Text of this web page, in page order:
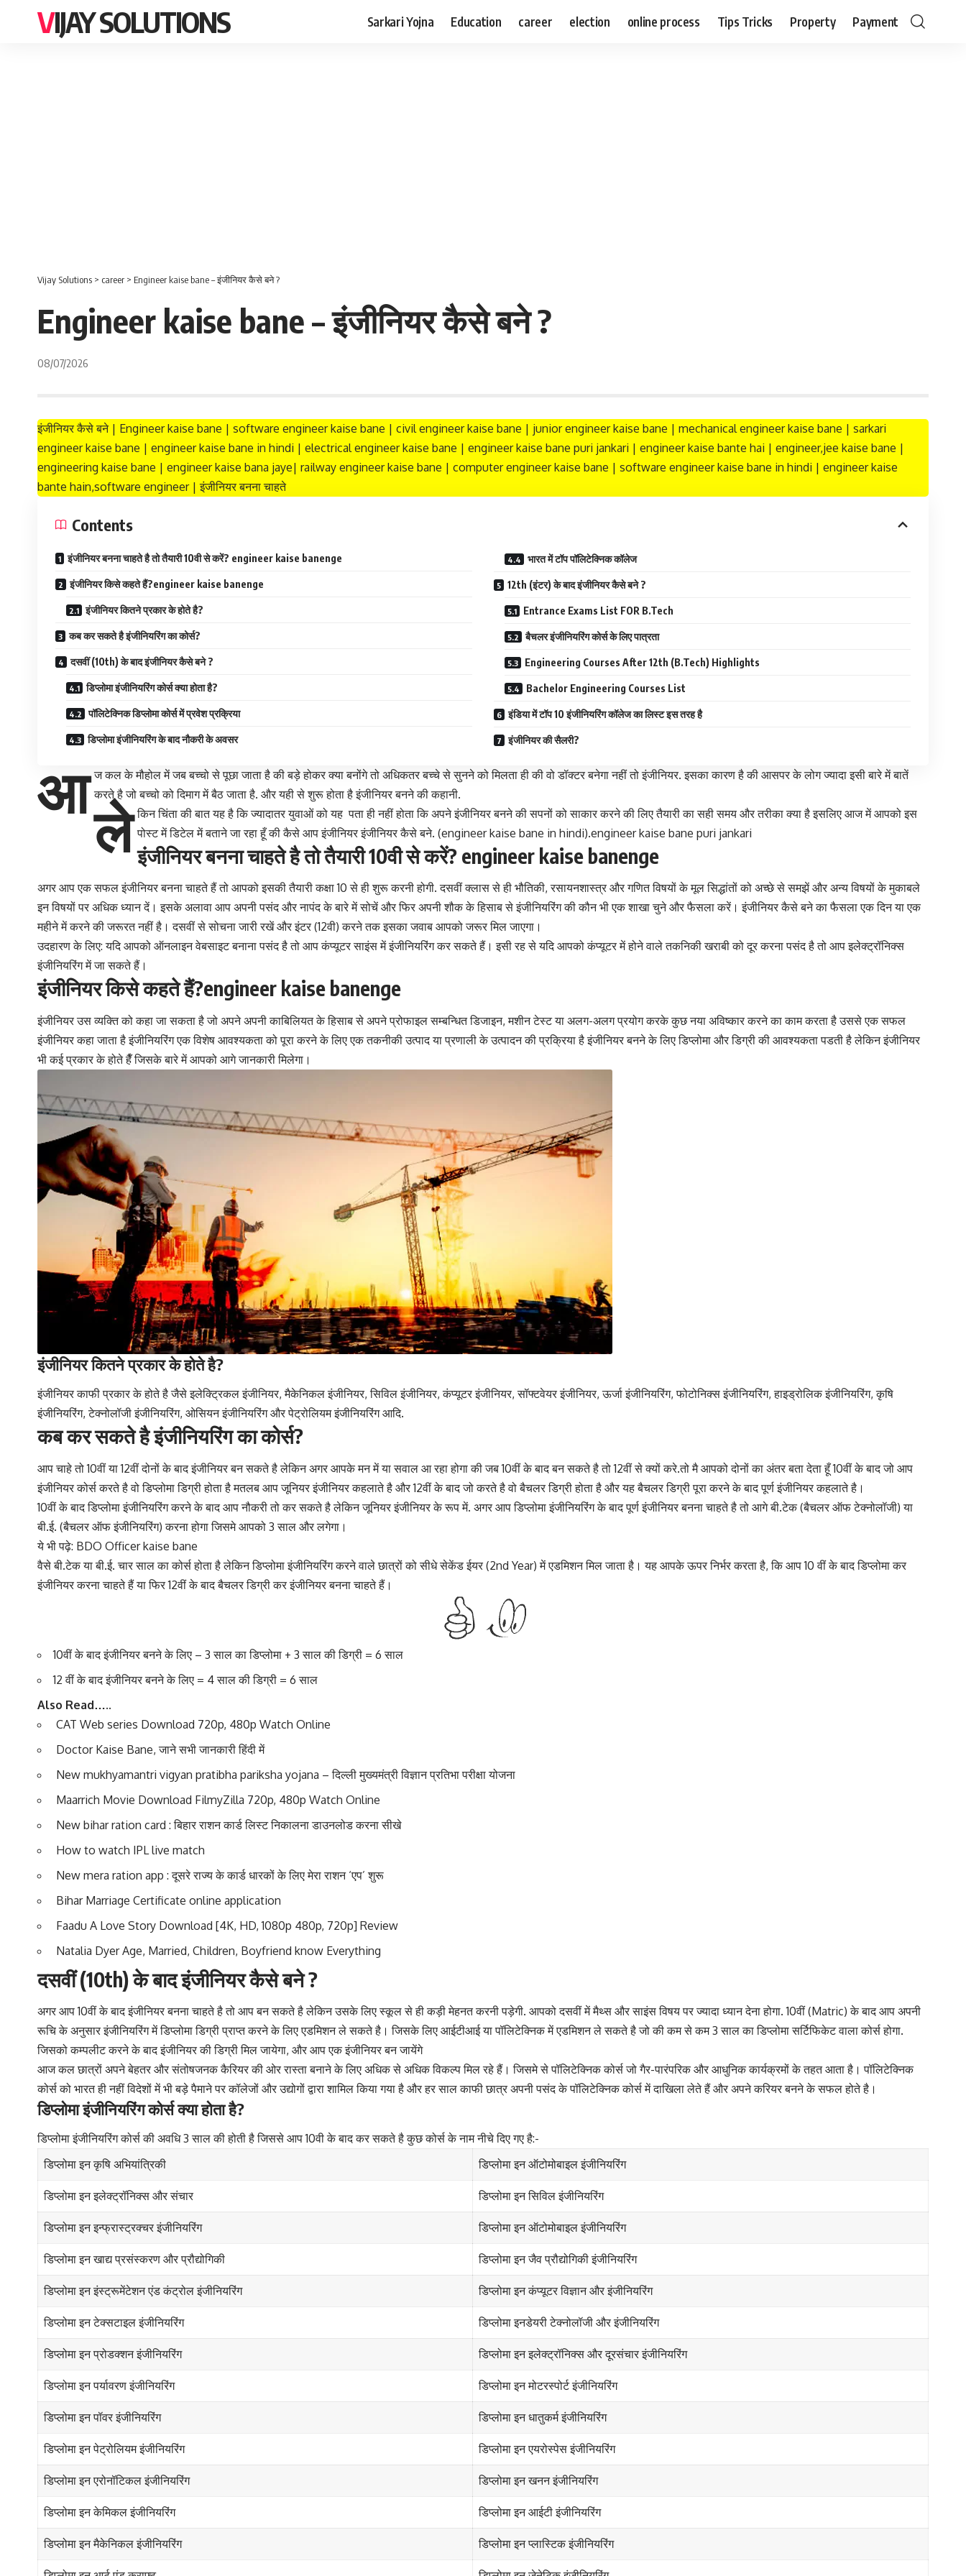
VIJAY SOLUTIONS Sarkari Yojna Education career election online process Tips Tricks Property Payment
Vijay Solutions > career > Engineer kaise bane – इंजीनियर कैसे बने ?
Engineer kaise bane – इंजीनियर कैसे बने ?
08/07/2026
इंजीनियर कैसे बने | Engineer kaise bane | software engineer kaise bane | civil engineer kaise bane | junior engineer kaise bane | mechanical engineer kaise bane | sarkari
engineer kaise bane | engineer kaise bane in hindi | electrical engineer kaise bane | engineer kaise bane puri jankari | engineer kaise bante hai | engineer,jee kaise bane |
engineering kaise bane | engineer kaise bana jaye| railway engineer kaise bane | computer engineer kaise bane | software engineer kaise bane in hindi | engineer kaise
bante hain,software engineer | इंजीनियर बनना चाहते
Contents
इंजीनियर बनना चाहते है तो तैयारी 10वी से करें? engineer kaise banenge
इंजीनियर किसे कहते हैं?engineer kaise banenge
इंजीनियर कितने प्रकार के होते है?
कब कर सकते है इंजीनियरिंग का कोर्स?
दसवीं (10th) के बाद इंजीनियर कैसे बने ?
डिप्लोमा इंजीनियरिंग कोर्स क्या होता है?
पॉलिटेक्निक डिप्लोमा कोर्स में प्रवेश प्रक्रिया
डिप्लोमा इंजीनियरिंग के बाद नौकरी के अवसर
भारत में टॉप पॉलिटेक्निक कॉलेज
12th (इंटर) के बाद इंजीनियर कैसे बने ?
Entrance Exams List FOR B.Tech
बैचलर इंजीनियरिंग कोर्स के लिए पात्रता
Engineering Courses After 12th (B.Tech) Highlights
Bachelor Engineering Courses List
इंडिया में टॉप 10 इंजीनियरिंग कॉलेज का लिस्ट इस तरह है
इंजीनियर की सैलरी?
आ ज कल के मौहोल में जब बच्चो से पूछा जाता है की बड़े होकर क्या बनोंगे तो अधिकतर बच्चे से सुनने को मिलता ही की वो डॉक्टर बनेगा नहीं तो इंजीनियर. इसका कारण है की आसपर के लोग ज्यादा इसी बारे में बातें
करते है जो बच्चो को दिमाग में बैठ जाता है. और यही से शुरू होता है इंजीनियर बनने की कहानी.
ले किन चिंता की बात यह है कि ज्यादातर युवाओं को यह पता ही नहीं होता कि अपने इंजीनियर बनने की सपनों को साकार करने की लिए तैयारी का सही समय और तरीका क्या है इसलिए आज में आपको इस
पोस्ट में डिटेल में बताने जा रहा हूँ की कैसे आप इंजीनियर इंजीनियर कैसे बने. (engineer kaise bane in hindi).engineer kaise bane puri jankari
इंजीनियर बनना चाहते है तो तैयारी 10वी से करें? engineer kaise banenge
अगर आप एक सफल इंजीनियर बनना चाहते हैं तो आपको इसकी तैयारी कक्षा 10 से ही शुरू करनी होगी. दसवीं क्लास से ही भौतिकी, रसायनशास्त्र औरगणितविषयों के मूल सिद्धांतों को अच्छे से समझें और अन्य विषयों के मुकाबले
इन विषयों पर अधिक ध्यान दें। इसके अलावा आप अपनी पसंद और नापंद के बारे में सोचें और फिर अपनी शौक के हिसाब से इंजीनियरिंग की कौन भी एक शाखा चुने और फैसला करें। इंजीनियर कैसे बने का फैसला एक दिन या एक
महीने में करने की जरूरत नहीं है। दसवीं से सोचना जारी रखें और इंटर (12वी) करने तक इसका जवाब आपको जरूर मिल जाएगा।
उदहारण के लिए: यदि आपको ऑनलाइन वेबसाइट बनाना पसंद है तो आप कंप्यूटर साइंस में इंजीनियरिंग कर सकते हैं। इसी रह से यदि आपको कंप्यूटर में होने वाले तकनिकी खराबी को दूर करना पसंद है तो आप इलेक्ट्रॉनिक्स
इंजीनियरिंग में जा सकते हैं।
इंजीनियर किसे कहते हैं?engineer kaise banenge
इंजीनियर उस व्यक्ति को कहा जा सकता है जो अपने अपनी काबिलियत के हिसाब से अपने प्रोफाइल सम्बन्धित डिजाइन, मशीन टेस्ट या अलग-अलग प्रयोग करके कुछ नया अविष्कार करने का काम करता है उससे एक सफल
इंजीनियर कहा जाता है इंजीनियरिंग एक विशेष आवश्यकता को पूरा करने के लिए एक तकनीकी उत्पाद या प्रणाली के उत्पादन की प्रक्रिया है इंजीनियर बनने के लिए डिप्लोमा और डिग्री की आवश्यकता पडती है लेकिन इंजीनियर
भी कई प्रकार के होते हैँ जिसके बारे में आपको आगे जानकारी मिलेगा।
इंजीनियरकितनेप्रकारकेहोतेहै?
इंजीनियर काफी प्रकार के होते है जैसे इलेक्ट्रिकल इंजीनियर, मैकेनिकल इंजीनियर, सिविल इंजीनियर, कंप्यूटर इंजीनियर, सॉफ्टवेयर इंजीनियर, ऊर्जा इंजीनियरिंग, फोटोनिक्स इंजीनियरिंग, हाइड्रोलिक इंजीनियरिंग, कृषि
इंजीनियरिंग, टेक्नोलॉजी इंजीनियरिंग, ओसियन इंजीनियरिंग और पेट्रोलियम इंजीनियरिंग आदि.
कब कर सकते है इंजीनियरिंग का कोर्स?
आप चाहे तो 10वीं या 12वीं दोनों के बाद इंजीनियर बन सकते है लेकिन अगर आपके मन में या सवाल आ रहा होगा की जब 10वीं के बाद बन सकते है तो 12वीं से क्यों करे.तो मै आपको दोनों का अंतर बता देता हूँ 10वीं के बाद जो आप
इंजीनियर कोर्स करते है वो डिप्लोमा डिग्री होता है मतलब आप जूनियर इंजीनियर कहलाते है और 12वीं के बाद जो करते है वो बैचलर डिग्री होता है और यह बैचलर डिग्री पूरा करने के बाद पूर्ण इंजीनियर कहलाते है।
10वीं के बाद डिप्लोमा इंजीनियरिंग करने के बाद आप नौकरी तो कर सकते है लेकिन जूनियर इंजीनियर के रूप में. अगर आप डिप्लोमा इंजीनियरिंग के बाद पूर्ण इंजीनियर बनना चाहते है तो आगे बी.टेक (बैचलर ऑफ टेक्नोलॉजी) या
बी.ई. (बैचलर ऑफ इंजीनियरिंग) करना होगा जिसमे आपको 3 साल और लगेगा।
ये भी पढ़े: BDO Officer kaise bane
वैसे बी.टेक या बी.ई. चार साल का कोर्स होता है लेकिन डिप्लोमा इंजीनियरिंग करने वाले छात्रों को सीधे सेकेंड ईयर (2nd Year) में एडमिशन मिल जाता है। यह आपके ऊपर निर्भर करता है, कि आप 10 वीं के बाद डिप्लोमा कर
इंजीनियर करना चाहते हैं या फिर 12वीं के बाद बैचलर डिग्री कर इंजीनियर बनना चाहते हैं।
10वीं के बाद इंजीनियर बनने के लिए – 3 साल का डिप्लोमा + 3 साल की डिग्री = 6 साल
12 वीं के बाद इंजीनियर बनने के लिए = 4 साल की डिग्री = 6 साल
Also Read…..
CAT Web series Download 720p, 480p Watch Online
Doctor Kaise Bane, जाने सभी जानकारी हिंदी में
New mukhyamantri vigyan pratibha pariksha yojana – दिल्ली मुख्यमंत्री विज्ञान प्रतिभा परीक्षा योजना
Maarrich Movie Download FilmyZilla 720p, 480p Watch Online
New bihar ration card : बिहार राशन कार्ड लिस्ट निकालना डाउनलोड करना सीखे
How to watch IPL live match
New mera ration app : दूसरे राज्य के कार्ड धारकों के लिए मेरा राशन ‘एप’ शुरू
Bihar Marriage Certificate online application
Faadu A Love Story Download [4K, HD, 1080p 480p, 720p] Review
Natalia Dyer Age, Married, Children, Boyfriend know Everything
दसवीं (10th) के बाद इंजीनियर कैसे बने ?
अगर आप 10वीं के बाद इंजीनियर बनना चाहते है तो आप बन सकते है लेकिन उसके लिए स्कूल से ही कड़ी मेहनत करनी पड़ेगी. आपको दसवीं में मैथ्स और साइंस विषय पर ज्यादा ध्यान देना होगा. 10वीं (Matric) के बाद आप अपनी
रूचि के अनुसार इंजीनियरिंग में डिप्लोमा डिग्री प्राप्त करने के लिए एडमिशन ले सकते है। जिसके लिए आईटीआई या पॉलिटेक्निक में एडमिशन ले सकते है जो की कम से कम 3 साल का डिप्लोमा सर्टिफिकेट वाला कोर्स होगा.
जिसको कम्पलीट करने के बाद इंजीनियर की डिग्री मिल जायेगा, और आप एक इंजीनियर बन जायेंगे
आज कल छात्रों अपने बेहतर और संतोषजनक कैरियर की ओर रास्ता बनाने के लिए अधिक से अधिक विकल्प मिल रहे हैं। जिसमे से पॉलिटेक्निक कोर्स जो गैर-पारंपरिक और आधुनिक कार्यक्रमों के तहत आता है। पॉलिटेक्निक
कोर्स को भारत ही नहीं विदेशों में भी बड़े पैमाने पर कॉलेजों और उद्योगों द्वारा शामिल किया गया है और हर साल काफी छात्र अपनी पसंद के पॉलिटेक्निक कोर्स में दाखिला लेते हैं और अपने करियर बनने के सफल होते है।
डिप्लोमा इंजीनियरिंग कोर्स क्या होता है?
डिप्लोमा इंजीनियरिंग कोर्स की अवधि 3 साल की होती है जिससे आप 10वी के बाद कर सकते है कुछ कोर्स के नाम नीचे दिए गए है:-
डिप्लोमा इन कृषि अभियांत्रिकी
डिप्लोमा इन ऑटोमोबाइल इंजीनियरिंग
डिप्लोमा इन इलेक्ट्रॉनिक्स और संचार डिप्लोमा इन सिविल इंजीनियरिंग
डिप्लोमा इन इन्फ्रास्ट्रक्चर इंजीनियरिंग डिप्लोमा इन ऑटोमोबाइल इंजीनियरिंग
डिप्लोमा इन खाद्य प्रसंस्करण और प्रौद्योगिकी डिप्लोमा इन जैव प्रौद्योगिकी इंजीनियरिंग
डिप्लोमा इन इंस्ट्रूमेंटेशन एंड कंट्रोल इंजीनियरिंग डिप्लोमा इन कंप्यूटर विज्ञान और इंजीनियरिंग
डिप्लोमा इन टेक्सटाइल इंजीनियरिंग डिप्लोमा इनडेयरी टेक्नोलॉजी और इंजीनियरिंग
डिप्लोमा इन प्रोडक्शन इंजीनियरिंग डिप्लोमा इन इलेक्ट्रॉनिक्स और दूरसंचार इंजीनियरिंग
डिप्लोमा इन पर्यावरण इंजीनियरिंग डिप्लोमा इन मोटरस्पोर्ट इंजीनियरिंग
डिप्लोमा इन पॉवर इंजीनियरिंग डिप्लोमा इन धातुकर्म इंजीनियरिंग
डिप्लोमा इन पेट्रोलियम इंजीनियरिंग डिप्लोमा इन एयरोस्पेस इंजीनियरिंग
डिप्लोमा इन एरोनॉटिकल इंजीनियरिंग डिप्लोमा इन खनन इंजीनियरिंग
डिप्लोमा इन केमिकल इंजीनियरिंग डिप्लोमा इन आईटी इंजीनियरिंग
डिप्लोमा इन मैकेनिकल इंजीनियरिंग डिप्लोमा इन प्लास्टिक इंजीनियरिंग